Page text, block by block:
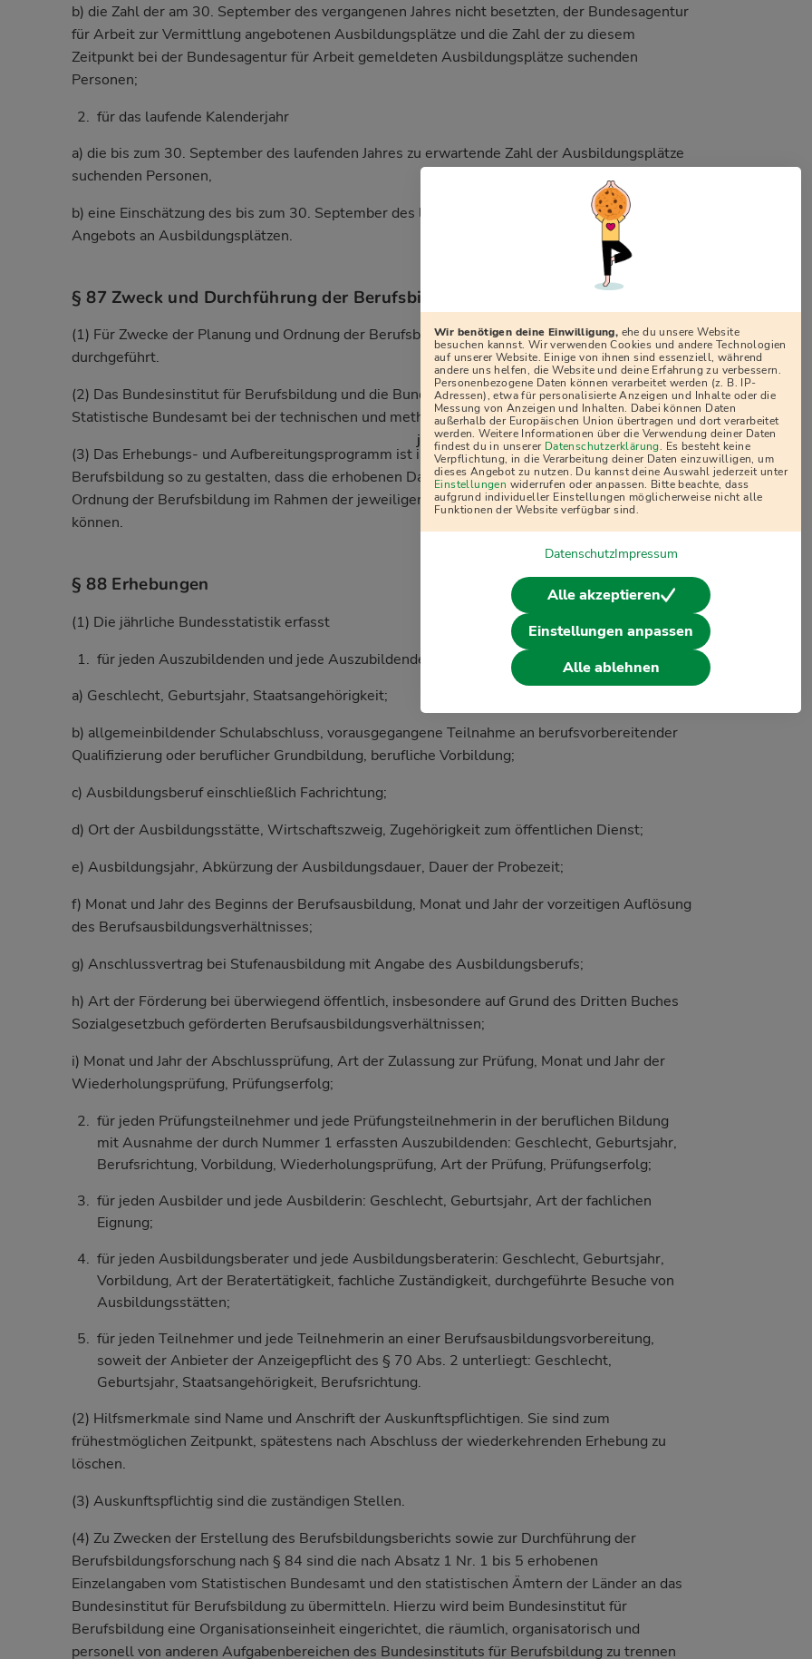
b) die Zahl der am 30. September des vergangenen Jahres nicht besetzten, der Bundesagentur
für Arbeit zur Vermittlung angebotenen Ausbildungsplätze und die Zahl der zu diesem
Zeitpunkt bei der Bundesagentur für Arbeit gemeldeten Ausbildungsplätze suchenden
Personen;
für das laufende Kalenderjahr
a) die bis zum 30. September des laufenden Jahres zu erwartende Zahl der Ausbildungsplätze
suchenden Personen,
b) eine Einschätzung des bis zum 30. September des laufenden Jahres zu erwartenden
Angebots an Ausbildungsplätzen.
§ 87 Zweck und Durchführung der Berufsbildungsstatistik
(1) Für Zwecke der Planung und Ordnung der Berufsbildung wird eine Bundesstatistik
durchgeführt.
(2) Das Bundesinstitut für Berufsbildung und die Bundesagentur für Arbeit unterstützen das
Statistische Bundesamt bei der technischen und methodischen Vorbereitung der Statistik.
(3) Das Erhebungs- und Aufbereitungsprogramm ist im Benehmen mit dem Bundesinstitut für
Berufsbildung so zu gestalten, dass die erhobenen Daten für Zwecke der Planung und
Ordnung der Berufsbildung im Rahmen der jeweiligen Zuständigkeiten Verwendung finden
können.
§ 88 Erhebungen
(1) Die jährliche Bundesstatistik erfasst
für jeden Auszubildenden und jede Auszubildende:
a) Geschlecht, Geburtsjahr, Staatsangehörigkeit;
b) allgemeinbildender Schulabschluss, vorausgegangene Teilnahme an berufsvorbereitender
Qualifizierung oder beruflicher Grundbildung, berufliche Vorbildung;
c) Ausbildungsberuf einschließlich Fachrichtung;
d) Ort der Ausbildungsstätte, Wirtschaftszweig, Zugehörigkeit zum öffentlichen Dienst;
e) Ausbildungsjahr, Abkürzung der Ausbildungsdauer, Dauer der Probezeit;
f) Monat und Jahr des Beginns der Berufsausbildung, Monat und Jahr der vorzeitigen Auflösung
des Berufsausbildungsverhältnisses;
g) Anschlussvertrag bei Stufenausbildung mit Angabe des Ausbildungsberufs;
h) Art der Förderung bei überwiegend öffentlich, insbesondere auf Grund des Dritten Buches
Sozialgesetzbuch geförderten Berufsausbildungsverhältnissen;
i) Monat und Jahr der Abschlussprüfung, Art der Zulassung zur Prüfung, Monat und Jahr der
Wiederholungsprüfung, Prüfungserfolg;
für jeden Prüfungsteilnehmer und jede Prüfungsteilnehmerin in der beruflichen Bildung
mit Ausnahme der durch Nummer 1 erfassten Auszubildenden: Geschlecht, Geburtsjahr,
Berufsrichtung, Vorbildung, Wiederholungsprüfung, Art der Prüfung, Prüfungserfolg;
für jeden Ausbilder und jede Ausbilderin: Geschlecht, Geburtsjahr, Art der fachlichen
Eignung;
für jeden Ausbildungsberater und jede Ausbildungsberaterin: Geschlecht, Geburtsjahr,
Vorbildung, Art der Beratertätigkeit, fachliche Zuständigkeit, durchgeführte Besuche von
Ausbildungsstätten;
für jeden Teilnehmer und jede Teilnehmerin an einer Berufsausbildungsvorbereitung,
soweit der Anbieter der Anzeigepflicht des § 70 Abs. 2 unterliegt: Geschlecht,
Geburtsjahr, Staatsangehörigkeit, Berufsrichtung.
(2) Hilfsmerkmale sind Name und Anschrift der Auskunftspflichtigen. Sie sind zum
frühestmöglichen Zeitpunkt, spätestens nach Abschluss der wiederkehrenden Erhebung zu
löschen.
(3) Auskunftspflichtig sind die zuständigen Stellen.
(4) Zu Zwecken der Erstellung des Berufsbildungsberichts sowie zur Durchführung der
Berufsbildungsforschung nach § 84 sind die nach Absatz 1 Nr. 1 bis 5 erhobenen
Einzelangaben vom Statistischen Bundesamt und den statistischen Ämtern der Länder an das
Bundesinstitut für Berufsbildung zu übermitteln. Hierzu wird beim Bundesinstitut für
Berufsbildung eine Organisationseinheit eingerichtet, die räumlich, organisatorisch und
personell von anderen Aufgabenbereichen des Bundesinstituts für Berufsbildung zu trennen
j
Wir benötigen deine Einwilligung, ehe du unsere Website
besuchen kannst. Wir verwenden Cookies und andere Technologien
auf unserer Website. Einige von ihnen sind essenziell, während
andere uns helfen, die Website und deine Erfahrung zu verbessern.
Personenbezogene Daten können verarbeitet werden (z. B. IP-
Adressen), etwa für personalisierte Anzeigen und Inhalte oder die
Messung von Anzeigen und Inhalten. Dabei können Daten
außerhalb der Europäischen Union übertragen und dort verarbeitet
werden. Weitere Informationen über die Verwendung deiner Daten
findest du in unserer Datenschutzerklärung. Es besteht keine
Verpflichtung, in die Verarbeitung deiner Daten einzuwilligen, um
dieses Angebot zu nutzen. Du kannst deine Auswahl jederzeit unter
Einstellungen widerrufen oder anpassen. Bitte beachte, dass
aufgrund individueller Einstellungen möglicherweise nicht alle
Funktionen der Website verfügbar sind.
DatenschutzImpressum
Alle akzeptieren
Einstellungen anpassen
Alle ablehnen